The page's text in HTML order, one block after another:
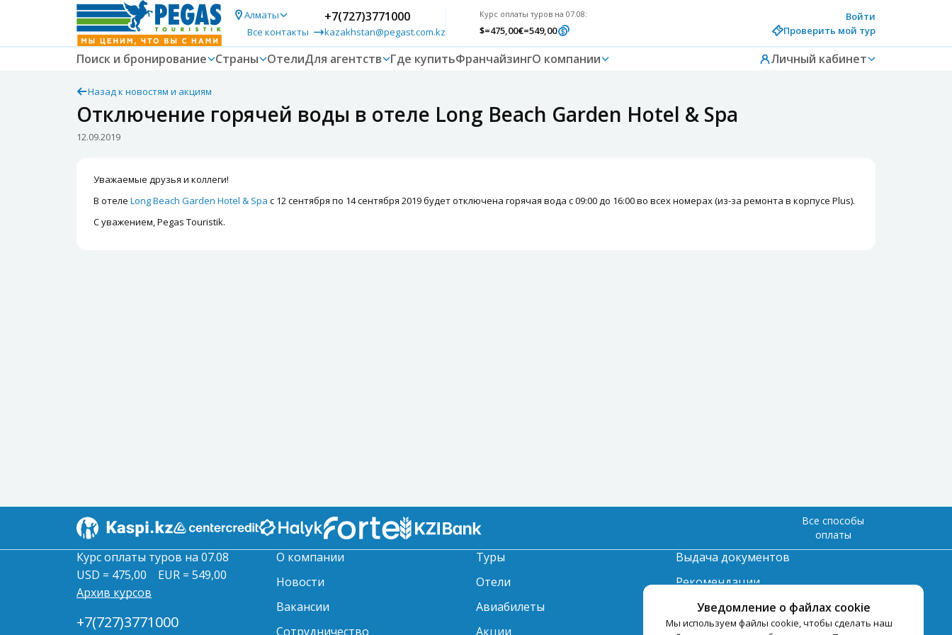
Алматы
Все контакты
+7(727)3771000
kazakhstan@pegast.com.kz
Курс оплаты туров на 07.08:
$=475,00€=549,00
Войти
Проверить мой тур
Поиск и бронирование Страны ОтелиДля агентств Где купитьФранчайзингО компании Личный кабинет
Назад к новостям и акциям
Отключение горячей воды в отеле Long Beach Garden Hotel & Spa
12.09.2019
Уважаемые друзья и коллеги!
В отеле Long Beach Garden Hotel & Spa с 12 сентября по 14 сентября 2019 будет отключена горячая вода с 09:00 до 16:00 во всех номерах (из-за ремонта в корпусе Plus).
С уважением, Pegas Touristik.
Уведомление о файлах cookie
Мы используем файлы cookie, чтобы сделать наш
Все способы
оплаты
Курс оплаты туров на 07.08
USD = 475,00
EUR = 549,00
Архив курсов
+7(727)3771000
О компании
Новости
Вакансии
Сотрудничество
Туры
Отели
Авиабилеты
Акции
Выдача документов
Рекомендации
Вопрос-ответ
Счет и оплата